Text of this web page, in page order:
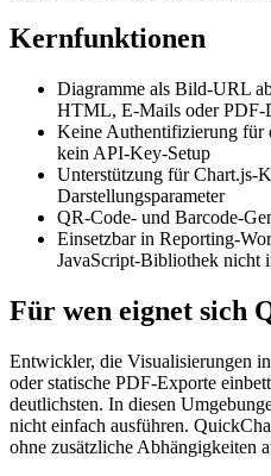
Kernfunktionen
Diagramme als Bild-URL
HTML, E-Mails oder PDF-
Keine Authentifizierung für
kein API-Key-Setup
Unterstützung für Chart.js-
Darstellungsparameter
QR-Code- und Barcode-
Einsetzbar in Reporting-
JavaScript-Bibliothek nicht
Für wen eignet sich
Entwickler, die Visualisierungen
oder statische PDF-Exporte
deutlichsten. In diesen
nicht einfach ausführen.
ohne zusätzliche Abhängigkeiten